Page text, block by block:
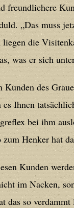
confidit/
confidit/
cms/
freundlichere
„Das muss
liegen die
was er sich
des
Ihnen
bei ihm
zum Henker hat
Kunden
im Nacken,
das so